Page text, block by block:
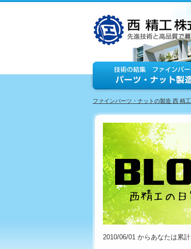
ファインパーツ・ナットの製造 西 精工
2010/06/01 からあなたは累計